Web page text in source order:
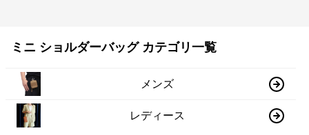
ミニ ショルダーバッグ カテゴリ一覧
メンズ
レディース